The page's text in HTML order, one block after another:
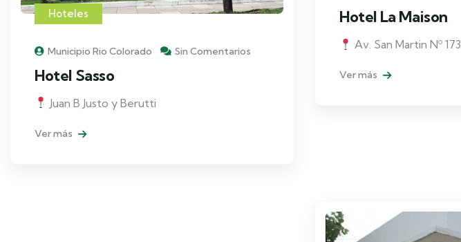
Hotel La Maison
Av. San Martin Nº 173
Ver más
Hoteles
Municipio Rio Colorado Sin Comentarios
Hotel Sasso
Juan B Justo y Berutti
Ver más